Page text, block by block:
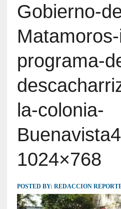
Gobierno-
programa-
la-colonia-
1024×768
POSTED BY: REDACCION